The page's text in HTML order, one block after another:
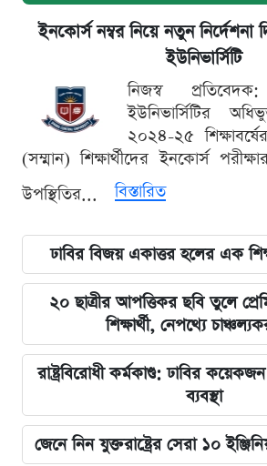
ইনকোর্স নম্বর নিয়ে নতুন নির্দেশনা
ইউনিভার্সিটি
নিজস্ব
ইউনিভার্সিটির
২০২৪-২৫
(সম্মান) শিক্ষার্থীদের ইনকোর্স
উপস্থিতির...
বিস্তারিত
ঢাবির বিজয় একাত্তর হলের এক
২০ ছাত্রীর আপত্তিকর ছবি তুলে
শিক্ষার্থী, নেপথ্যে
রাষ্ট্রবিরোধী কর্মকাণ্ড: ঢাবির
ব্যবস্থা
জেনে নিন যুক্তরাষ্ট্রের সেরা ১০